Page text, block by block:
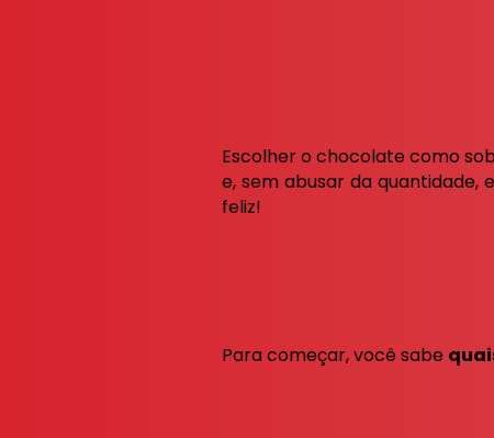
Escolher o chocolate como
e, sem abusar da quantidade,
feliz!
Para começar, você sabe